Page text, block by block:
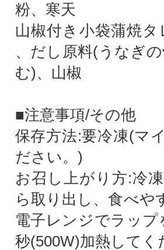
粉、寒天
山椒付き小袋蒲焼
、だし原料(うなぎ
む)、山椒
■注意事項/その他
保存方法:要冷凍(マ
ださい。)
お召し上がり方:冷
ら取り出し、食べや
電子レンジでラッ
秒(500W)加熱してく